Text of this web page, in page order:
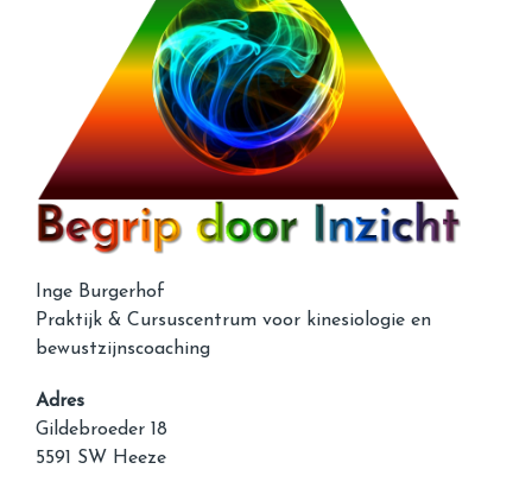
Inge Burgerhof
Praktijk & Cursuscentrum voor kinesiologie en
bewustzijnscoaching
Adres
Gildebroeder 18
5591 SW Heeze